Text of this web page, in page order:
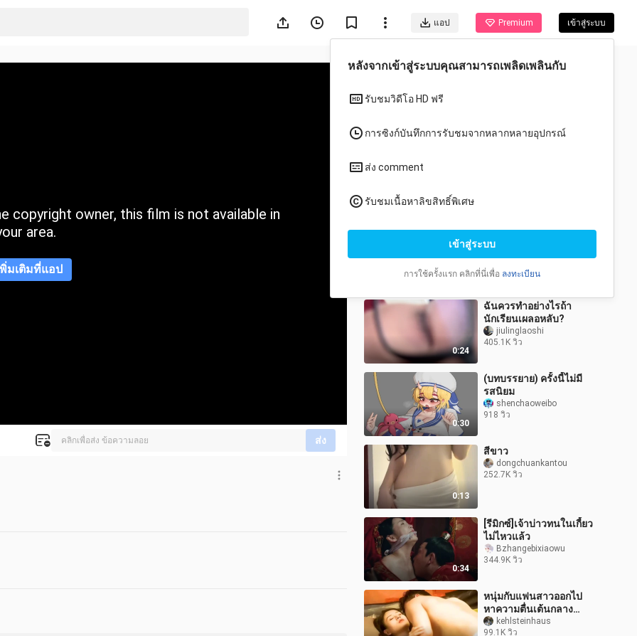
แอป Premium เข้าสู่ระบบ
หลังจากเข้าสู่ระบบคุณสามารถเพลิดเพลินกับ
รับชมวิดีโอ HD ฟรี
การซิงก์บันทึกการรับชมจากหลากหลายอุปกรณ์
ส่ง comment
รับชมเนื้อหาลิขสิทธิ์พิเศษ
เข้าสู่ระบบ
การใช้ครั้งแรก คลิกที่นี่เพื่อ ลงทะเบียน
copyright owner, this film is not available in
area.
มเติมที่แอป
ส่ง
ทั้งหมด อนิเมะ
0:32
เด็กน้อยยังห่วงถึงป้าภรรยา
พี่ชาย แถมยังฝึกเทคนิคกัดพี่
ชายอย่างจริงจังอีก!
chenyuxuezhang
1.5M วิว
0:24
ฉันควรทำอย่างไรถ้า
นักเรียนเผลอหลับ?
jiulinglaoshi
405.1K วิว
0:30
(บทบรรยาย) ครั้งนี้ไม่มี
รสนิยม
shenchaoweibo
918 วิว
0:13
สีขาว
dongchuankantou
252.7K วิว
0:34
[รีมิกซ์]เจ้าบ่าวทนในเกี้ยว
ไม่ไหวแล้ว
Bzhangebixiaowu
344.9K วิว
หนุ่มกับแฟนสาวออกไป
หาความตื่นเต้นกลาง
ธรรมชาติ แต่กลับเจอเจ้าตัว
kehlsteinhaus
99.1K วิว